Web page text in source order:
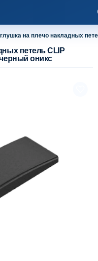
на плечо накладных
петель CLIP
оникс